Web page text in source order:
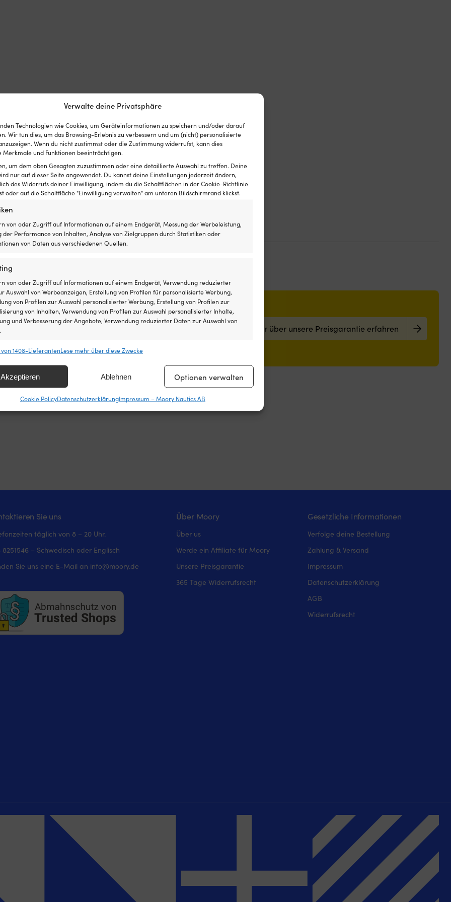
Verwalte deine Privatsphäre
Technologien wie Cookies, um Geräteinformationen zu speichern und/oder darauf
Wir tun dies, um das Browsing-Erlebnis zu verbessern und um (nicht) personalisierte
Wenn du nicht zustimmst oder die Zustimmung widerrufst, kann dies
Merkmale und Funktionen beeinträchtigen.
um dem oben Gesagten zuzustimmen oder eine detaillierte Auswahl zu treffen. Deine
nur auf dieser Seite angewendet. Du kannst deine Einstellungen jederzeit ändern,
des Widerrufs deiner Einwilligung, indem du die Schaltflächen in der Cookie-Richtlinie
oder auf die Schaltfläche "Einwilligung verwalten" am unteren Bildschirmrand klickst.
von oder Zugriff auf Informationen auf einem Endgerät, Messung der Werbeleistung,
der Performance von Inhalten, Analyse von Zielgruppen durch Statistiken oder
von Daten aus verschiedenen Quellen.
von oder Zugriff auf Informationen auf einem Endgerät, Verwendung reduzierter
Auswahl von Werbeanzeigen, Erstellung von Profilen für personalisierte Werbung,
von Profilen zur Auswahl personalisierter Werbung, Erstellung von Profilen zur
von Inhalten, Verwendung von Profilen zur Auswahl personalisierter Inhalte,
und Verbesserung der Angebote, Verwendung reduzierter Daten zur Auswahl von
und Kombination von Daten aus unterschiedlichen Quellen,
verschiedener Endgeräte, Identifikation von Endgeräten anhand
übermittelter Informationen.
der Sicherheit, Verhinderung und Aufdeckung von
1408-LieferantenLese mehr über diese Zwecke
Akzeptieren Ablehnen Optionen verwalten
Cookie PolicyDatenschutzerklärungImpressum – Moory Nautics AB
ganz einfach: Wir gleichen die Preise aller Shops
– findest du den Artikel innerhalb von 14 Tagen bei
Nachhinein an. Keine komplizierten Bedingungen.
Mehr über unsere Preisgarantie erfahren
Sie uns
täglich von 8 – 20 Uhr.
8251546 – Schwedisch oder Englisch
Sie uns eine E-Mail an info@moory.de
Über Moory
Über us
Werde ein Affiliate für Moory
Unsere Preisgarantie
365 Tage Widerrufsrecht
Gesetzliche Informationen
Verfolge deine Bestellung
Zahlung & Versand
Impressum
Datenschutzerklärung
AGB
Widerrufsrecht